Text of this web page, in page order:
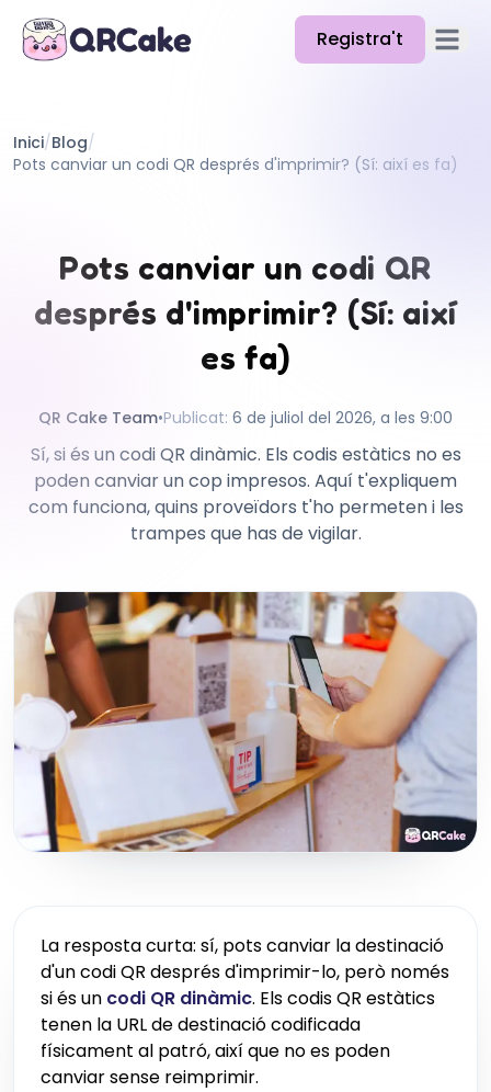
Registra't Obre
Preus
Docs
Ajuda
Inici/Blog/
Pots canviar un codi QR després d'imprimir? (Sí: així es fa)
Pots canviar un codi QR
després d'imprimir? (Sí: així
es fa)
QR Cake Team•Publicat: 6 de juliol del 2026, a les 9:00
Sí, si és un codi QR dinàmic. Els codis estàtics no es
poden canviar un cop impresos. Aquí t'expliquem
com funciona, quins proveïdors t'ho permeten i les
trampes que has de vigilar.
La resposta curta: sí, pots canviar la destinació
d'un codi QR després d'imprimir-lo, però només
si és un codi QR dinàmic. Els codis QR estàtics
tenen la URL de destinació codificada
físicament al patró, així que no es poden
canviar sense reimprimir.